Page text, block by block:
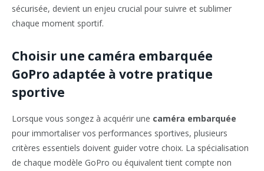
sécurisée, devient un enjeu crucial pour suivre et sublimer
chaque moment sportif.
Choisir une caméra embarquée
GoPro adaptée à votre pratique
sportive
Lorsque vous songez à acquérir une caméra embarquée
pour immortaliser vos performances sportives, plusieurs
critères essentiels doivent guider votre choix. La spécialisation
de chaque modèle GoPro ou équivalent tient compte non